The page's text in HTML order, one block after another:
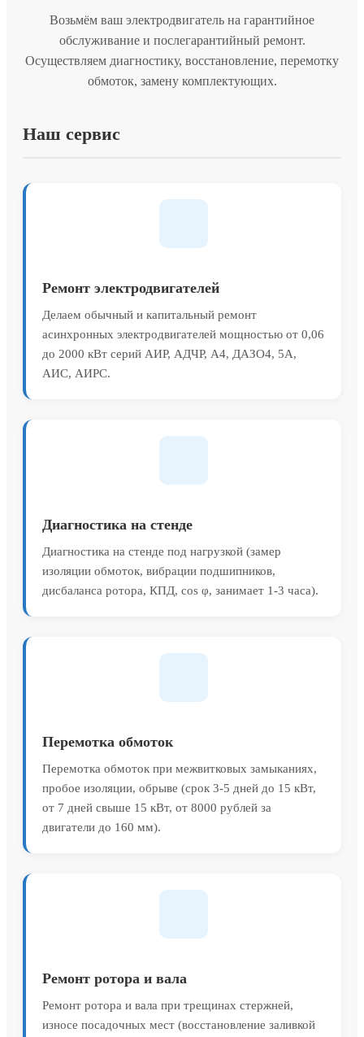
Возьмём ваш электродвигатель на гарантийное
обслуживание и послегарантийный ремонт.
Осуществляем диагностику, восстановление, перемотку
обмоток, замену комплектующих.
Наш сервис
Ремонт электродвигателей
Делаем обычный и капитальный ремонт
асинхронных электродвигателей мощностью от 0,06
до 2000 кВт серий АИР, АДЧР, А4, ДАЗО4, 5А,
АИС, АИРС.
Диагностика на стенде
Диагностика на стенде под нагрузкой (замер
изоляции обмоток, вибрации подшипников,
дисбаланса ротора, КПД, cos φ, занимает 1-3 часа).
Перемотка обмоток
Перемотка обмоток при межвитковых замыканиях,
пробое изоляции, обрыве (срок 3-5 дней до 15 кВт,
от 7 дней свыше 15 кВт, от 8000 рублей за
двигатели до 160 мм).
Ремонт ротора и вала
Ремонт ротора и вала при трещинах стержней,
износе посадочных мест (восстановление заливкой